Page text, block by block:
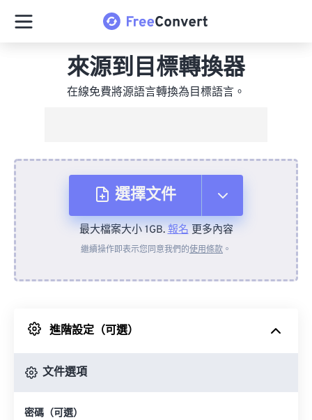
來源到目標轉換器
在線免費將源語言轉換為目標語言。
選擇文件
來自裝置
來自 Google 雲端硬碟
最大檔案大小 1GB.報名更多內容
繼續操作即表示您同意我們的使用條款 。
進階設定（可選）
文件選項
密碼（可選）